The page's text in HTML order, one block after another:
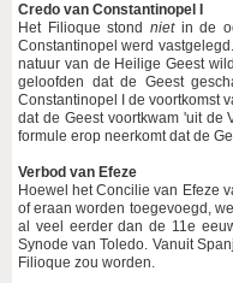
Credo van Constantinopel I
Het Filioque stond niet in de
Constantinopel werd
natuur van de Heilige Geest
geloofden dat de Geest
Constantinopel I de voortkomst
dat de Geest voortkwam 'uit de
formule erop neerkomt dat de
Verbod van Efeze
Hoewel het Concilie van Efeze
of eraan worden toegevoegd,
al veel eerder dan de 11e
Synode van Toledo. Vanuit
Filioque zou worden.